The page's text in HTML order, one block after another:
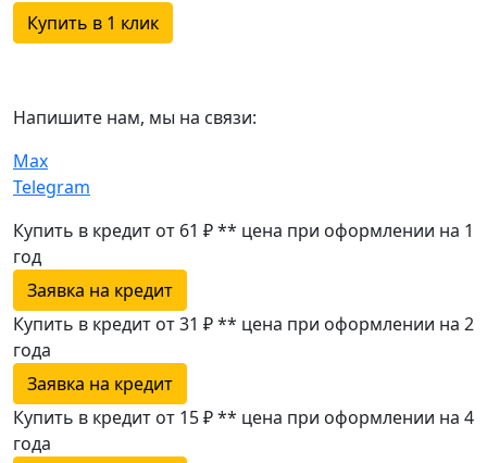
Купить в 1 клик
Напишите нам, мы на связи:
Max
Telegram
Купить в кредит от 61 ₽** цена при оформлении на 1
год
Заявка на кредит
Купить в кредит от 31 ₽** цена при оформлении на 2
года
Заявка на кредит
Купить в кредит от 15 ₽** цена при оформлении на 4
года